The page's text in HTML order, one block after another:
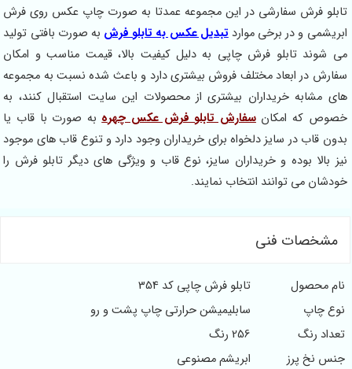
تابلو فرش سفارشی در این مجموعه عمدتا به صورت چاپ عکس روی فرش
ابریشمی و در برخی مواردتبدیل عکس به تابلو فرش به صورت بافتی تولید
می شوند تابلو فرش چاپی به دلیل کیفیت بالا، قیمت مناسب و امکان
سفارش در ابعاد مختلف فروش بیشتری دارد و باعث شده نسبت به مجموعه
های مشابه خریداران بیشتری از محصولات این سایت استقبال کنند، به
خصوص که امکانسفارش تابلو فرش عکس چهرهبه صورت با قاب یا
بدون قاب در سایز دلخواه برای خریداران وجود دارد و تنوع قاب های موجود
نیز بالا بوده و خریداران سایز، نوع قاب و ویژگی های دیگر تابلو فرش را
خودشان می توانند انتخاب نمایند.
مشخصات فنی
نام محصول
تابلو فرش چاپی کد 354
نوع چاپ
سابلیمیشن حرارتی چاپ پشت و رو
تعداد رنگ
256 رنگ
جنس نخ پرز
ابریشم مصنوعی